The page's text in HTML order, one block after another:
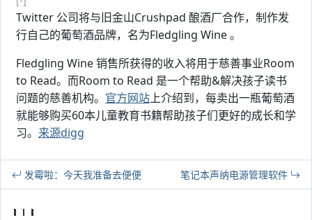
Twitter 公司将与旧金山Crushpad 酿酒厂合作，制作发
行自己的葡萄酒品牌，名为Fledgling Wine 。
Fledgling Wine 销售所获得的收入将用于慈善事业Room
to Read。而Room to Read 是一个帮助&解决孩子读书
问题的慈善机构。 官方网站上介绍到，每卖出一瓶葡萄酒
就能够购买60本儿童教育书籍帮助孩子们更好的成长和学
习。 来源digg
发霉啦：今天我准备去便便 笔记本声纳电源管理软件